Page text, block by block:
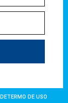
TERMO DE USO